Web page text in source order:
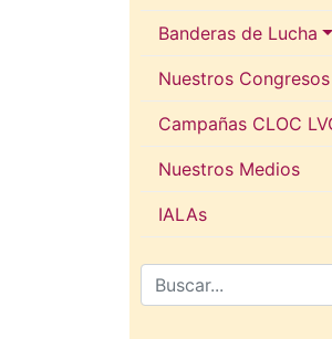
Banderas de Lucha
Nuestros Congresos
Campañas CLOC
Nuestros Medios
IALAs